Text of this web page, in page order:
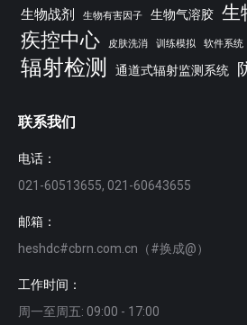
生物战剂 生物有害因子 生物气溶胶 生
疾控中心
皮肤洗消 训练模拟 软件系统
辐射检测 通道式辐射监测系统
联系我们
电话：
021-60513655, 021-60643655
邮箱：
heshdc#cbrn.com.cn（#换成@）
工作时间：
周一至周五: 09:00 - 17:00